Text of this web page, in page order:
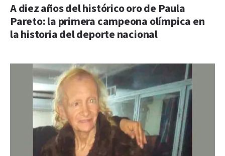
A diez años del histórico oro de Paula
Pareto: la primera campeona olímpica en
la historia del deporte nacional